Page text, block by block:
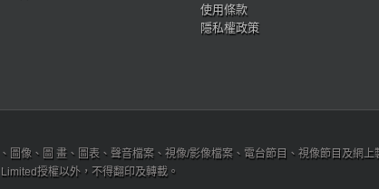
使用條款
隱私權政策
圖像、圖 畫、圖表、聲音檔案、視像/影像檔案、電台節目、視像節目及網
授權以外，不得翻印及轉載。